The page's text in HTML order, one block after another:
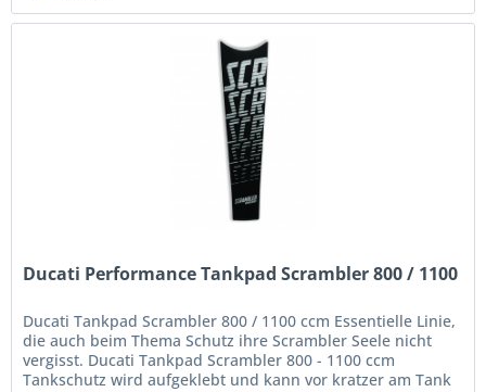
Ducati Performance Tankpad Scrambler 800 / 1100
Ducati Tankpad Scrambler 800 / 1100 ccm Essentielle Linie,
die auch beim Thema Schutz ihre Scrambler Seele nicht
vergisst. Ducati Tankpad Scrambler 800 - 1100 ccm
Tankschutz wird aufgeklebt und kann vor kratzer am Tank